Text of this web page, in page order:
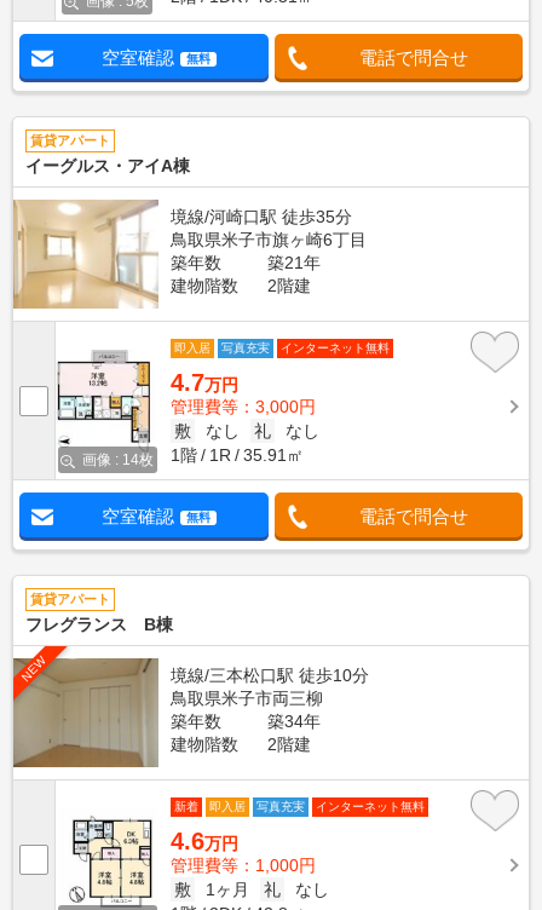
空室確認 無料 電話で問合せ
賃貸アパート
イーグルス・アイA棟
境線/河崎口駅 徒歩35分
鳥取県米子市旗ヶ崎6丁目
築年数
築21年
建物階数
2階建
画像 : 14枚
即入居 写真充実 インターネット無料
4.7万円
管理費等：3,000円
敷
なし 礼
なし
1階
1R 35.91㎡
空室確認 無料 電話で問合せ
賃貸アパート
フレグランス B棟
NEW
境線/三本松口駅 徒歩10分
鳥取県米子市両三柳
築年数
築34年
建物階数
2階建
新着 即入居 写真充実 インターネット無料
4.6万円
管理費等：1,000円
敷
1ヶ月 礼
なし